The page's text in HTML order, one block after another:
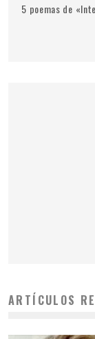
5 poemas de
ARTÍCULOS